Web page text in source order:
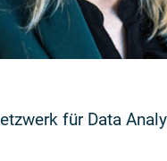
für Data